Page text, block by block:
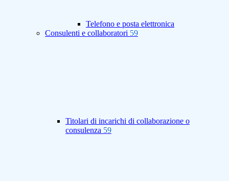
Telefono e posta elettronica
Consulenti e collaboratori 59
Titolari di incarichi di collaborazione o
consulenza 59